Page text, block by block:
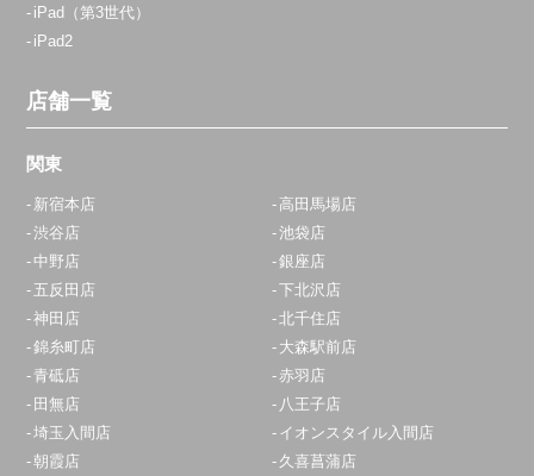
iPad（第3世代）
iPad2
店舗一覧
関東
新宿本店
高田馬場店
渋谷店
池袋店
中野店
銀座店
五反田店
下北沢店
神田店
北千住店
錦糸町店
大森駅前店
青砥店
赤羽店
田無店
八王子店
埼玉入間店
イオンスタイル入間店
朝霞店
久喜菖蒲店